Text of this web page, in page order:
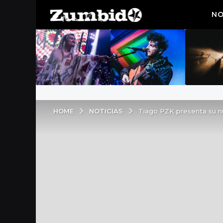
HOME NOTICIAS Tiago PZK presenta su